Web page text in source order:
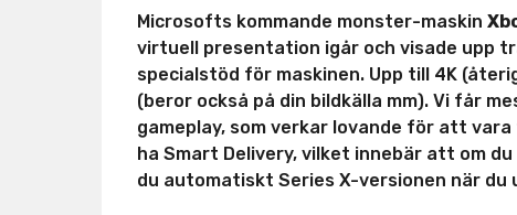
Microsofts kommande monster-maskin
virtuell presentation igår och visade upp
specialstöd för maskinen. Upp till 4K
(beror också på din bildkälla mm). Vi får
gameplay, som verkar lovande för att
ha Smart Delivery, vilket innebär att om
du automatiskt Series X-versionen när du